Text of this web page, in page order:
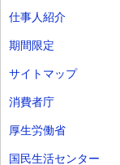
仕事人紹介
期間限定
サイトマップ
消費者庁
厚生労働省
国民生活センター